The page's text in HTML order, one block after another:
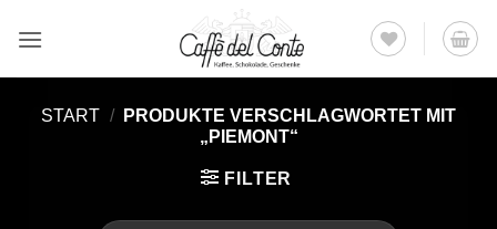
Inhalt
START /
PRODUKTE VERSCHLAGWORTET MIT
„PIEMONT“
FILTER